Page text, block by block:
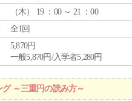
（木） 19 ：00 ～ 21 ：00
全1回
5,870円
一般5,870円/入学者5,280円
～三重円の読み方～